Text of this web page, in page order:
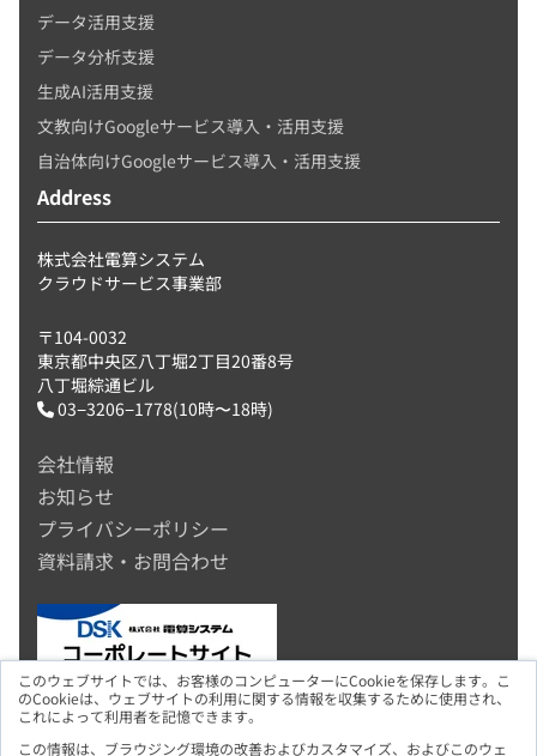
このウェブサイトでは、お客様のコンピューターにCookieを保存します。こ
のCookieは、ウェブサイトの利用に関する情報を収集するために使用され、
これによって利用者を記憶できます。
この情報は、ブラウジング環境の改善およびカスタマイズ、およびこのウェ
データ活用支援
データ分析支援
生成AI活用支援
文教向けGoogleサービス導入・活用支援
自治体向けGoogleサービス導入・活用支援
Address
株式会社電算システム
クラウドサービス事業部
〒104-0032
東京都中央区八丁堀2丁目20番8号
八丁堀綜通ビル
03−3206−1778(10時〜18時)
会社情報
お知らせ
プライバシーポリシー
資料請求・お問合わせ